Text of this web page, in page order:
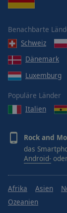
Benachbarte
Schweiz
Dänemark
Luxemburg
Populäre Länder
Italien
Rock and
das
Android-
Afrika Asien
Ozeanien